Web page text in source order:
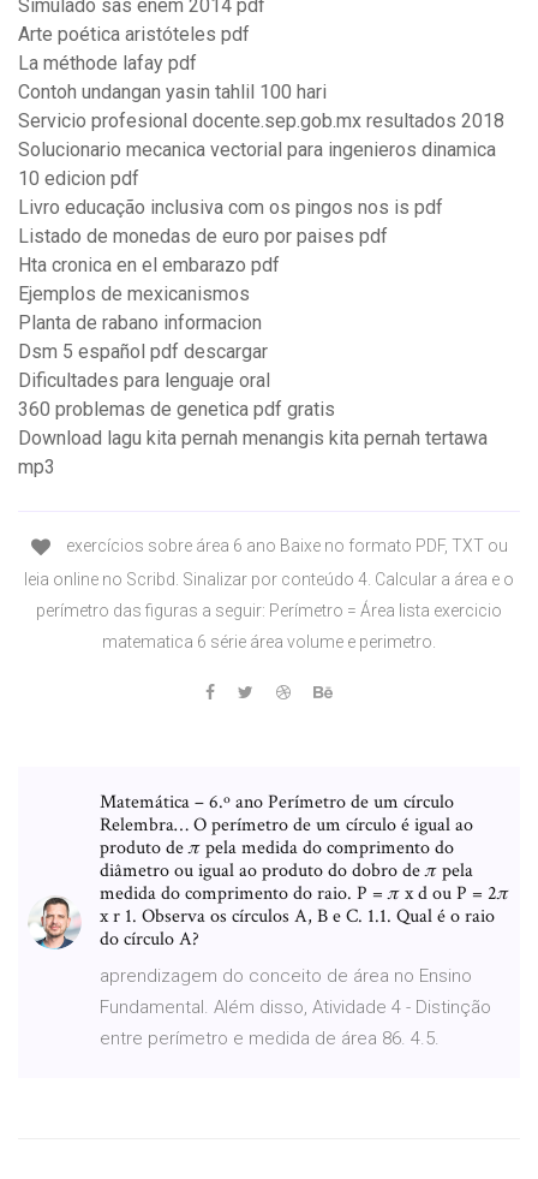
Simulado sas enem 2014 pdf
Arte poética aristóteles pdf
La méthode lafay pdf
Contoh undangan yasin tahlil 100 hari
Servicio profesional docente.sep.gob.mx resultados 2018
Solucionario mecanica vectorial para ingenieros dinamica
10 edicion pdf
Livro educação inclusiva com os pingos nos is pdf
Listado de monedas de euro por paises pdf
Hta cronica en el embarazo pdf
Ejemplos de mexicanismos
Planta de rabano informacion
Dsm 5 español pdf descargar
Dificultades para lenguaje oral
360 problemas de genetica pdf gratis
Download lagu kita pernah menangis kita pernah tertawa
mp3
exercícios sobre área 6 ano Baixe no formato PDF, TXT ou
leia online no Scribd. Sinalizar por conteúdo 4. Calcular a área e o
perímetro das figuras a seguir: Perímetro = Área lista exercicio
matematica 6 série área volume e perimetro.
Matemática – 6.º ano Perímetro de um círculo
Relembra… O perímetro de um círculo é igual ao
produto de 𝜋 pela medida do comprimento do
diâmetro ou igual ao produto do dobro de 𝜋 pela
medida do comprimento do raio. P = 𝜋 x d ou P = 2𝜋
x r 1. Observa os círculos A, B e C. 1.1. Qual é o raio
do círculo A?
aprendizagem do conceito de área no Ensino
Fundamental. Além disso, Atividade 4 - Distinção
entre perímetro e medida de área 86. 4.5.